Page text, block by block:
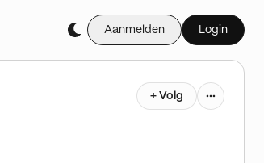
Aanmelden Login
+ Volg